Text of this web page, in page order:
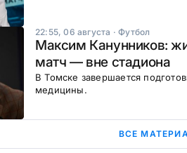
22:55, 06 августа ·Футбол
Максим Канунников:
матч — вне стадиона
В Томске завершается
медицины.
ВСЕ